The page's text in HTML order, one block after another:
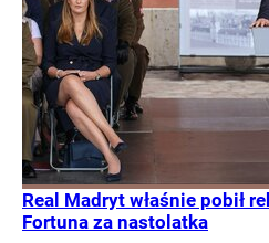
Real Madryt właśnie pobił
Fortuna za nastolatka